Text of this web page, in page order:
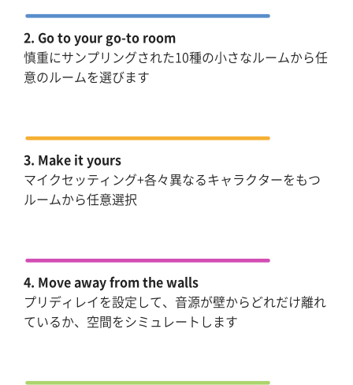
2. Go to your go-to room
慎重にサンプリングされた10種の小さなルームから任
意のルームを選びます
3. Make it yours
マイクセッティング+各々異なるキャラクターをもつ
ルームから任意選択
4. Move away from the walls
プリディレイを設定して、音源が壁からどれだけ離れ
ているか、空間をシミュレートします